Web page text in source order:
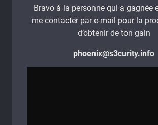
Bravo à la personne qui a gagnée
me contacter par e-mail pour la
d’obtenir de ton gain
phoenix@s3curity.info